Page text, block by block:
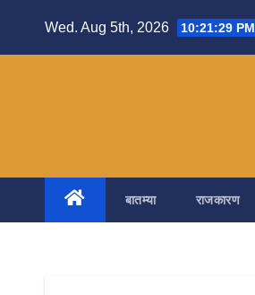
Wed. Aug 5th, 2026 10:21:30 PM
बातम्या राजकारण